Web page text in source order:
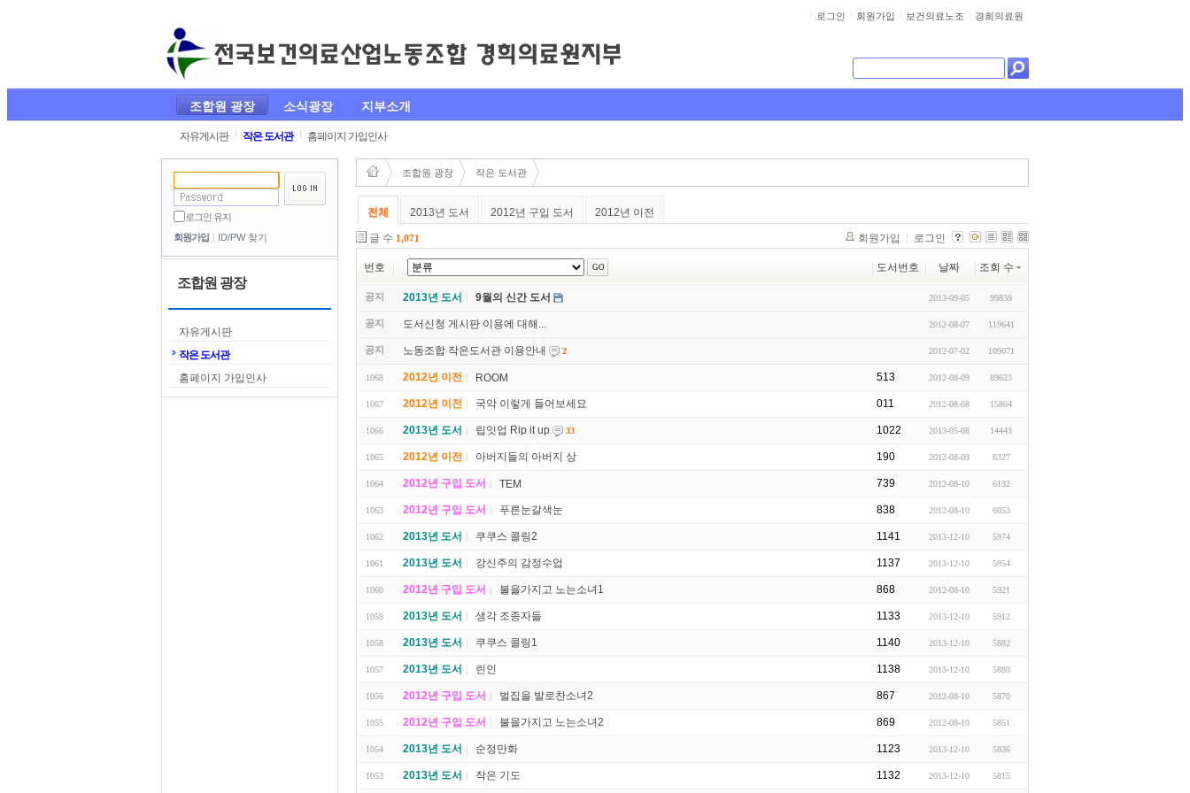
로그인 회원가입 보건의료노조 경희의료원
조합원 광장 소식광장 지부소개
자유게시판 작은 도서관 홈페이지 가입인사
로그인 유지
회원가입
ID/PW 찾기
조합원 광장
자유게시판
작은 도서관
홈페이지 가입인사
조합원 광장 작은 도서관
전체 2013년 도서 2012년 구입 도서 2012년 이전
글 수 1,071 회원가입 로그인
번호 도서번호 날짜 조회 수
공지 2013년 도서 9월의 신간 도서 2013-09-05 99839
공지 도서신청 게시판 이용에 대해... 2012-08-07 119641
공지 노동조합 작은도서관 이용안내 2 2012-07-02 109071
1068 2012년 이전 ROOM 513 2012-08-09 89623
1067 2012년 이전 국악 이렇게 들어보세요 011 2012-08-08 15804
1066 2013년 도서 립잇업 Rip it up 33 1022 2013-05-08 14443
1065 2012년 이전 아버지들의 아버지 상 190 2012-08-09 6327
1064 2012년 구입 도서 TEM 739 2012-08-10 6132
1063 2012년 구입 도서 푸른눈갈색눈 838 2012-08-10 6053
1062 2013년 도서 쿠쿠스 콜링2 1141 2013-12-10 5974
1061 2013년 도서 강신주의 감정수업 1137 2013-12-10 5954
1060 2012년 구입 도서 불을가지고 노는소녀1 868 2012-08-10 5921
1059 2013년 도서 생각 조종자들 1133 2013-12-10 5912
1058 2013년 도서 쿠쿠스 콜링1 1140 2013-12-10 5882
1057 2013년 도서 린인 1138 2013-12-10 5880
1056 2012년 구입 도서 벌집을 발로찬소녀2 867 2012-08-10 5870
1055 2012년 구입 도서 불을가지고 노는소녀2 869 2012-08-10 5851
1054 2013년 도서 순정만화 1123 2013-12-10 5836
1053 2013년 도서 작은 기도 1132 2013-12-10 5815